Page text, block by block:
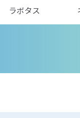
ラボタス